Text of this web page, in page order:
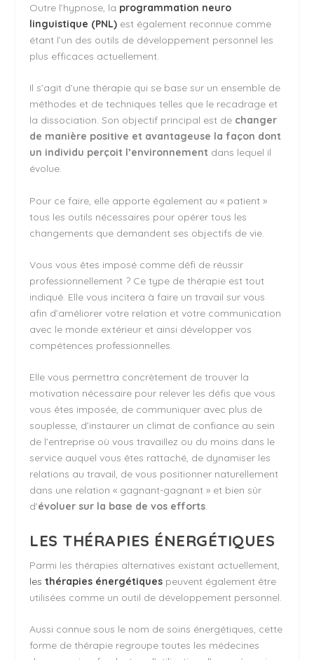
Outre l’hypnose, la programmation neuro
linguistique (PNL) est également reconnue comme
étant l’un des outils de développement personnel les
plus efficaces actuellement.
Il s’agit d’une thérapie qui se base sur un ensemble de
méthodes et de techniques telles que le recadrage et
la dissociation. Son objectif principal est de changer
de manière positive et avantageuse la façon dont
un individu perçoit l’environnement dans lequel il
évolue.
Pour ce faire, elle apporte également au « patient »
tous les outils nécessaires pour opérer tous les
changements que demandent ses objectifs de vie.
Vous vous êtes imposé comme défi de réussir
professionnellement ? Ce type de thérapie est tout
indiqué. Elle vous incitera à faire un travail sur vous
afin d’améliorer votre relation et votre communication
avec le monde extérieur et ainsi développer vos
compétences professionnelles.
Elle vous permettra concrètement de trouver la
motivation nécessaire pour relever les défis que vous
vous êtes imposée, de communiquer avec plus de
souplesse, d’instaurer un climat de confiance au sein
de l’entreprise où vous travaillez ou du moins dans le
service auquel vous êtes rattaché, de dynamiser les
relations au travail, de vous positionner naturellement
dans une relation « gagnant-gagnant » et bien sûr
d’évoluer sur la base de vos efforts.
LES THÉRAPIES ÉNERGÉTIQUES
Parmi les thérapies alternatives existant actuellement,
lesthérapies énergétiques peuvent également être
utilisées comme un outil de développement personnel.
Aussi connue sous le nom de soins énergétiques, cette
forme de thérapie regroupe toutes les médecines